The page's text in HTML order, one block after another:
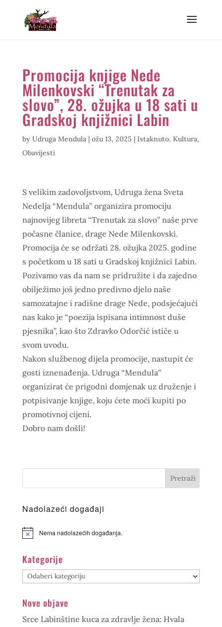
Promocija knjige Nede
Milenkovski “Trenutak za
slovo”, 28. ožujka u 18 sati u
Gradskoj knjižnici Labin
by Udruga Mendula| ožu 13, 2025 | Istaknuto, Kultura,
Obavijesti
S velikim zadovoljstvom, Udruga žena Sveta
Nedelja “Mendula” organizira promociju
najnovijeg libreta “Trenutak za slovo” naše prve
počasne članice, drage Nede Milenkovski.
Promocija će se održati 28. ožujka 2025. godine
s početkom u 18 sati u Gradskoj knjižnici Labin.
Pozivamo vas da nam se pridružite i da zajedno
obilježimo još jedno predivno djelo naše
samozatajne i radišne drage Nede, podsjećajući
nas kako je “poezija ispisana intimnost duše
pjesnika”, kao što Zdravko Odorčić ističe u
svom uvodu.
Nakon službenog dijela promocije, nastupit će
gosti iznenađenja. Udruga “Mendula”
organizirat će prigodni domjenak uz druženje i
potpisivanje knjige, koju ćete moći kupiti po
promotivnoj cijeni.
Dobro nam došli!
Nadolazeći događaji
Nema nadolazećih događanja.
Kategorije
Kategorije
Nove objave
Srce Labinštine kuca za zdravlje žena: Hvala